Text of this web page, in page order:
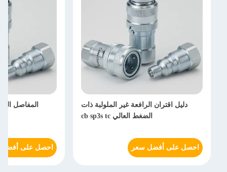
دليل اقتران الرافعة غير الملولبة ذات
الضغط العالي cb sp3s tc
احصل على أفضل سعر
المفاصل
احصل على